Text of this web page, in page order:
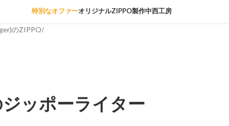
特別なオファーオリジナルZIPPO製作中西工房
のZIPPO/
ッポーライター